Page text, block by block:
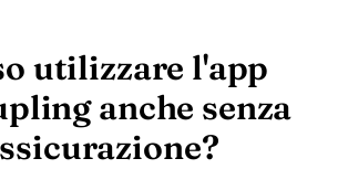
utilizzare l'app
anche senza